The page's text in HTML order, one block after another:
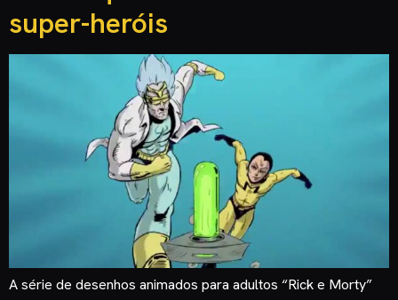
super-heróis
A série de desenhos animados para adultos “Rick e Morty”